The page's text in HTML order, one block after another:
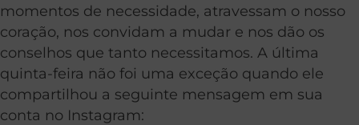
momentos de necessidade, atravessam o nosso
coração, nos convidam a mudar e nos dão os
conselhos que tanto necessitamos. A última
quinta-feira não foi uma exceção quando ele
compartilhou a seguinte mensagem em sua
conta no Instagram: